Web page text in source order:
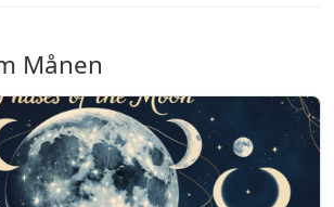
Månen